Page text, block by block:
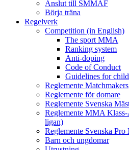
Anslut till SMMAF
Börja träna
Regelverk
Competition (in English)
The sport MMA
Ranking system
Anti-doping
Code of Conduct
Guidelines for
Reglemente Matchmakers
Reglemente för domare
Reglemente Svenska
Reglemente MMA
ligan)
Reglemente Svenska
Barn och ungdomar